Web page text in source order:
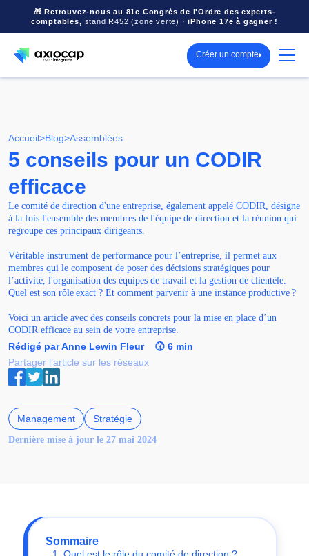
🎁 Retrouvez-nous au 81e Congrès de l'Ordre des experts-
comptables, stand R452 (zone verte) · iPhone 17e à gagner !
Créer un compte
Accueil >Blog>Assemblées
5 conseils pour un CODIR
efficace
Le comité de direction d'une entreprise, également appelé CODIR, désigne
à la fois l'ensemble des membres de l'équipe de direction et la réunion qui
regroupe ces principaux dirigeants.
Véritable instrument de performance pour l’entreprise, il permet aux
membres qui le composent de poser des décisions stratégiques pour
l’activité, l'organisation des équipes de travail et la gestion de clientèle.
Quel est son rôle exact ? Et comment parvenir à une instance productive ?
Voici un article avec des conseils concrets pour la mise en place d’un
CODIR efficace au sein de votre entreprise.
Rédigé par Anne Lewin Fleur
🕜 6 min
Partager l’article sur les réseaux
Management Stratégie
Dernière mise à jour le 27 mai 2024
Sommaire